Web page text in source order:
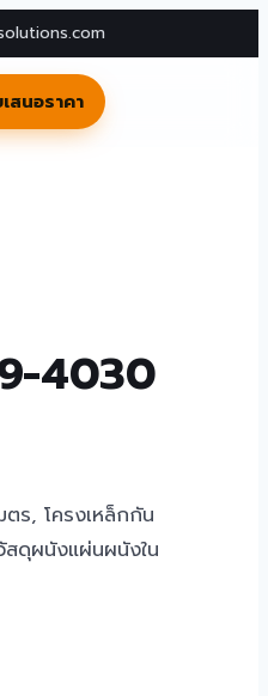
สนอราคา
4030
ร, โครงเหล็กกัน
สดุผนังแผ่นผนังใน